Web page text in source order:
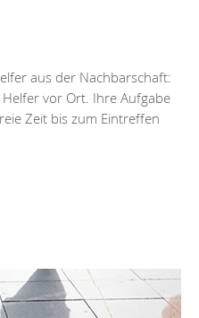
aus der Nachbarschaft:
vor Ort. Ihre Aufgabe
Zeit bis zum Eintreffen